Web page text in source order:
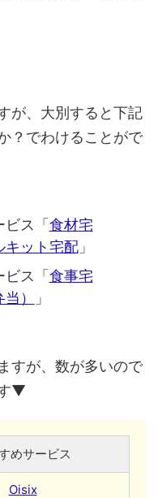
が、大別すると下記
？でわけることがで
ビス「食材宅
キット宅配」
ビス「食事宅
）
」
すが、数が多いので
▼
めサービス
Oisix